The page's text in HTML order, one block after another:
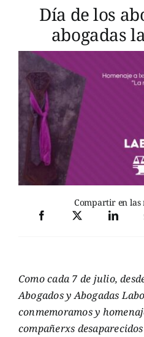
Día de los
abogadas
Compartir en las
Como cada 7 de julio,
Abogados y Abogadas
conmemoramos y
compañerxs